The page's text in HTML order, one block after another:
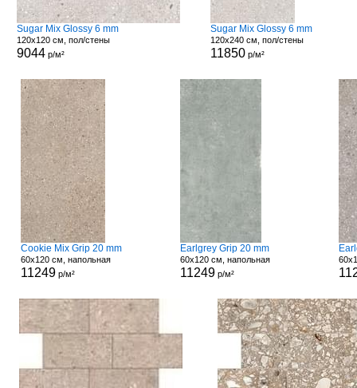
Sugar Mix Glossy 6 mm
120x120 см, пол/стены
9044р/м²
Sugar Mix Glossy 6 mm
120x240 см, пол/стены
11850 р/м²
Cookie Mix Grip 20 mm
60x120 см, напольная
11249 р/м²
Earlgrey Grip 20 mm
60x120 см, напольная
11249р/м²